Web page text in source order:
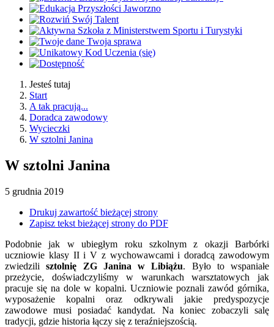
Jesteś tutaj
Start
A tak pracują...
Doradca zawodowy
Wycieczki
W sztolni Janina
W sztolni Janina
5 grudnia 2019
Drukuj zawartość bieżącej strony
Zapisz tekst bieżącej strony do PDF
Podobnie jak w ubiegłym roku szkolnym z okazji Barbórki
uczniowie klasy II i V z wychowawcami i doradcą zawodowym
zwiedzilisztolnię ZG Janina w Libiążu. Było to wspaniałe
przeżycie, doświadczyliśmy w warunkach warsztatowych jak
pracuje się na dole w kopalni. Uczniowie poznali zawód górnika,
wyposażenie kopalni oraz odkrywali jakie predyspozycje
zawodowe musi posiadać kandydat. Na koniec zobaczyli salę
tradycji, gdzie historia łączy się z teraźniejszością.